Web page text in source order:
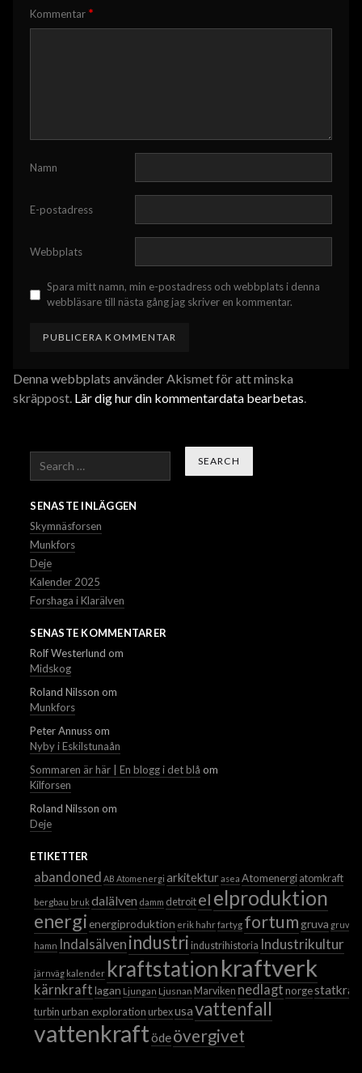
Kommentar *
Namn
E-postadress
Webbplats
Spara mitt namn, min e-postadress och webbplats i denna
webbläsare till nästa gång jag skriver en kommentar.
Denna webbplats använder Akismet för att minska
skräppost. Lär dig hur din kommentardata bearbetas.
Search
SENASTE INLÄGGEN
Skymnäsforsen
Munkfors
Deje
Kalender 2025
Forshaga i Klarälven
SENASTE KOMMENTARER
Rolf Westerlund om
Midskog
Roland Nilsson om
Munkfors
Peter Annussom
Nyby i Eskilstunaån
Sommaren är här | En blogg i det blå om
Kilforsen
Roland Nilsson om
Deje
ETIKETTER
abandoned AB Atomenergi arkitekturasea Atomenergi atomkraft
bergbau bruk dalälven damm detroitel elproduktion
energienergiproduktion erik hahrfartyg fortum gruva gruvor
hamn
Indalsälven industri industrihistoria Industrikultur
järnväg kalender kraftstationkraftverk
kärnkraftlagan Ljungan Ljusnan Marviken nedlagt norge
turbin urban exploration urbexusavattenfall
vattenkraftödeövergivet